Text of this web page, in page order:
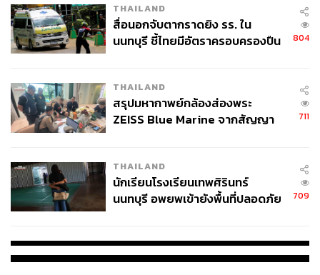
THAILAND
สื่อนอกจับตากราดยิง รร. ใน
นนทบุรี ชี้ไทยมีอัตราครอบครองปืน
804
THAILAND
สรุปมหากาพย์กล้องส่องพระ
ZEISS Blue Marine จากสัญญา
จ่ายหนี้-แอบระบุแบรนด์
711
THAILAND
นักเรียนโรงเรียนเทพศิรินทร์
นนทบุรี อพยพเข้ายังพื้นที่ปลอดภัย
709